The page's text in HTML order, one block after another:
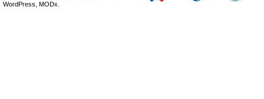
WordPress, MODx.